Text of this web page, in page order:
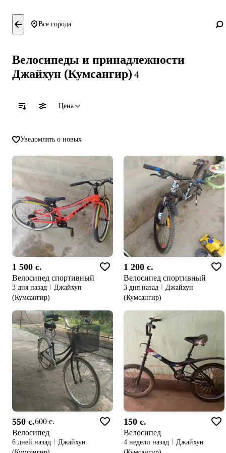
Все города
Велосипеды и принадлежности
Джайхун (Кумсангир) 4
Цена
Уведомлять о новых
1 500 c.
Велосипед спортивный
3 дня назад
Джайхун
(Кумсангир)
1 200 c.
Велосипед спортивный
3 дня назад
Джайхун
(Кумсангир)
550 c.600 c.
Велосипед
6 дней назад
Джайхун
150 c.
Велосипед
4 недели назад
Джайхун